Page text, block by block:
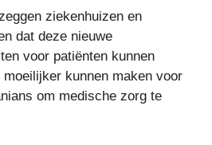
ziekenhuizen en
dat deze nieuwe
voor patiënten kunnen
kunnen maken voor
om medische zorg te